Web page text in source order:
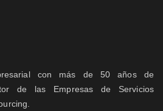
con más de 50 años de
de las Empresas de Servicios